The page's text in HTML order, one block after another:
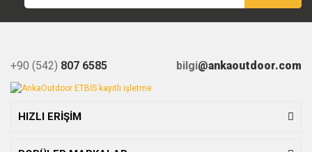
+90 (542) 807 6585 bilgi@ankaoutdoor.com
HIZLI ERİŞİM